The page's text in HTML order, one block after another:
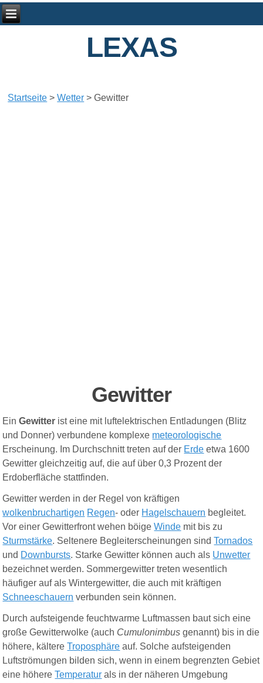
LEXAS
Startseite >Wetter >Gewitter
Gewitter
EinGewitter ist eine mit luftelektrischen Entladungen (Blitz
und Donner) verbundene komplexe meteorologische
Erscheinung. Im Durchschnitt treten auf der Erde etwa 1600
Gewitter gleichzeitig auf, die auf über 0,3 Prozent der
Erdoberfläche stattfinden.
Gewitter werden in der Regel von kräftigen
wolkenbruchartigen Regen- oder Hagelschauern begleitet.
Vor einer Gewitterfront wehen böigeWinde mit bis zu
Sturmstärke. Seltenere Begleiterscheinungen sindTornados
und Downbursts. Starke Gewitter können auch als Unwetter
bezeichnet werden. Sommergewitter treten wesentlich
häufiger auf als Wintergewitter, die auch mit kräftigen
Schneeschauern verbunden sein können.
Durch aufsteigende feuchtwarme Luftmassen baut sich eine
große Gewitterwolke (auch Cumulonimbus genannt) bis in die
höhere, kältereTroposphäre auf. Solche aufsteigenden
Luftströmungen bilden sich, wenn in einem begrenzten Gebiet
eine höhereTemperatur als in der näheren Umgebung